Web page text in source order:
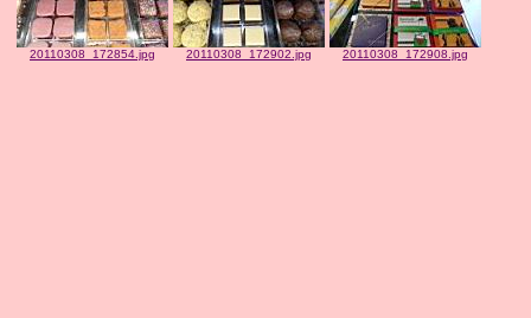
20110308_172854.jpg 20110308_172902.jpg 20110308_172908.jpg